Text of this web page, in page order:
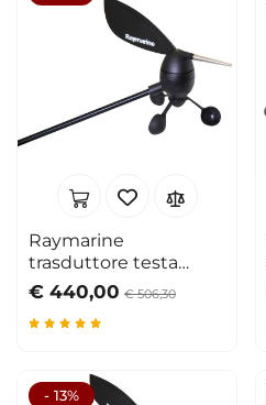
Raymarine
trasduttore testa
d'albero wind
€ 440,00 € 506,30
- 13%